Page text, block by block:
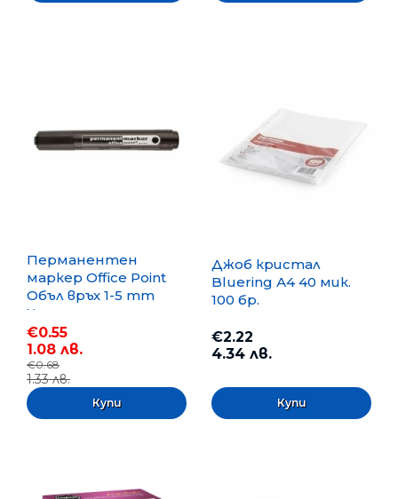
Перманентен
маркер Office Point
Объл връх 1-5 mm
Черен
€0.55
1.08 лв.
€0.68
1.33 лв.
Джоб кристал
Bluering А4 40 мик.
100 бр.
€2.22
4.34 лв.